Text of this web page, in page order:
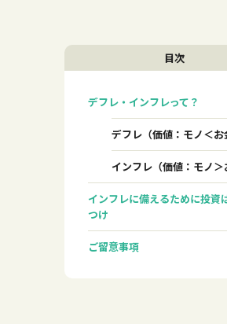
目次
デフレ・インフレって？
デフレ（価値：モノ＜お
インフレ（価値：モノ＞
インフレに備えるために投資
つけ
ご留意事項